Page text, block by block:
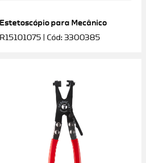
Estetoscópio para Mecânico
R15101075 | Cód: 3300385